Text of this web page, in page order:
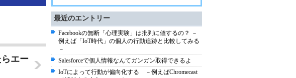
エー
最近のエントリー
Facebookの無断「心理実験」は批判に値するの？ －
例えば「IoT時代」の個人の行動追跡と比較してみる
－
Salesforceで個人情報なんてガンガン取得できるよ
IoTによって行動が偏向化する －例えばChromecast